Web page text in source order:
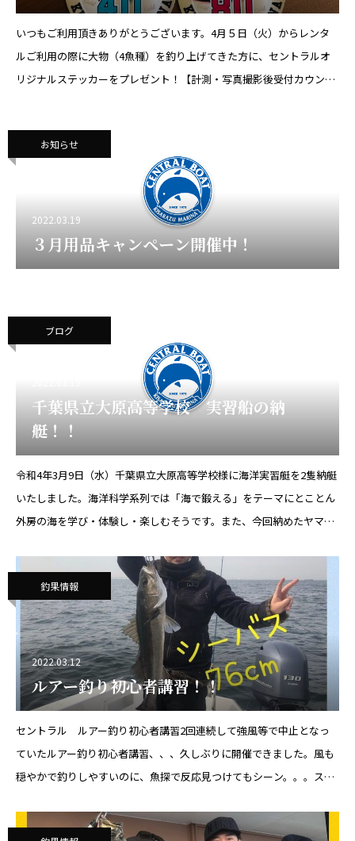
いつもご利用頂きありがとうございます。4月５日（火）からレンタ
ルご利用の際に大物（4魚種）を釣り上げてきた方に、セントラルオ
リジナルステッカーをプレゼント！【計測・写真撮影後受付カウンタ
お知らせ
2022.03.19
３月用品キャンペーン開催中！
ブログ
千葉県立大原高等学校 実習船の納
艇！！
令和4年3月9日（水）千葉県立大原高等学校様に海洋実習艇を2隻納艇
いたしました。海洋科学系列では「海で鍛える」をテーマにとことん
外房の海を学び・体験し・楽しむそうです。また、今回納めたヤマハ
釣果情報
2022.03.12
ルアー釣り初心者講習！！
セントラル ルアー釣り初心者講習2回連続して強風等で中止となっ
ていたルアー釣り初心者講習、、、久しぶりに開催できました。風も
穏やかで釣りしやすいのに、魚探で反応見つけてもシーン。。。スト